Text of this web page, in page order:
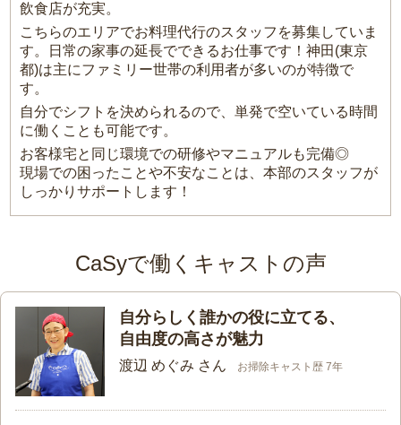
飲食店が充実。
こちらのエリアでお料理代行のスタッフを募集していま
す。日常の家事の延長でできるお仕事です！神田(東京
都)は主にファミリー世帯の利用者が多いのが特徴で
す。
自分でシフトを決められるので、単発で空いている時間
に働くことも可能です。
お客様宅と同じ環境での研修やマニュアルも完備◎
現場での困ったことや不安なことは、本部のスタッフが
しっかりサポートします！
CaSyで働くキャストの声
自分らしく誰かの役に立てる、
自由度の高さが魅力
渡辺 めぐみ さん お掃除キャスト歴 7年